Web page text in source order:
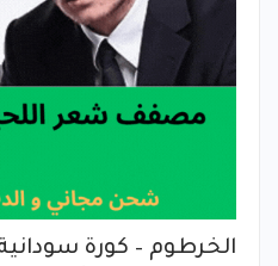
الخرطوم – كورة